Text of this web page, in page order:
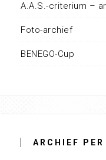
A.A.S.-criterium –
Foto-archief
BENEGO-Cup
ARCHIEF PER